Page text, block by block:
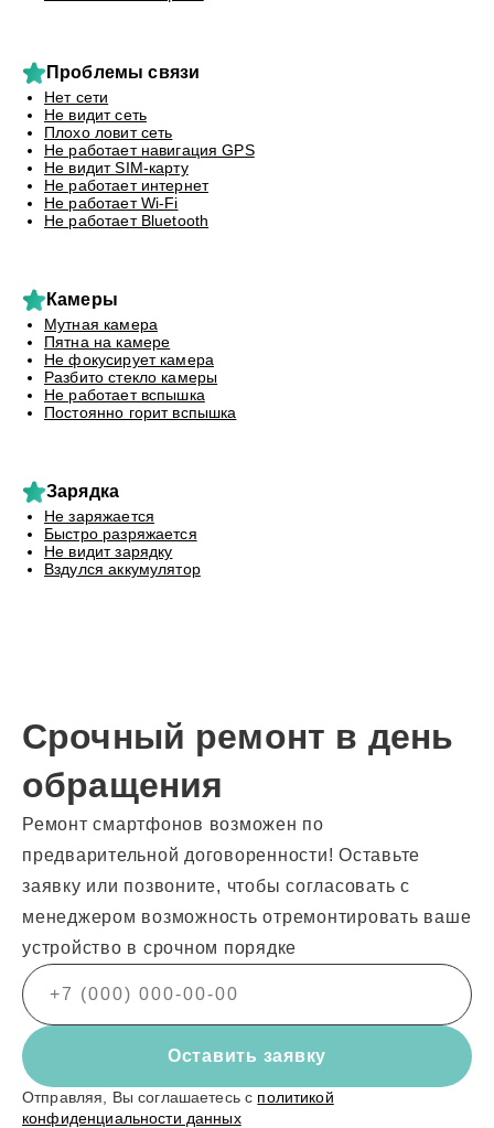
Проблемы связи
Нет сети
Не видит сеть
Плохо ловит сеть
Не работает навигация GPS
Не видит SIM-карту
Не работает интернет
Не работает Wi-Fi
Не работает Bluetooth
Камеры
Мутная камера
Пятна на камере
Не фокусирует камера
Разбито стекло камеры
Не работает вспышка
Постоянно горит вспышка
Зарядка
Не заряжается
Быстро разряжается
Не видит зарядку
Вздулся аккумулятор
Срочный ремонт в день
обращения
Ремонт смартфонов возможен по
предварительной договоренности! Оставьте
заявку или позвоните, чтобы согласовать с
менеджером возможность отремонтировать ваше
устройство в срочном порядке
Оставить заявку
Отправляя, Вы соглашаетесь с политикой
конфиденциальности данных